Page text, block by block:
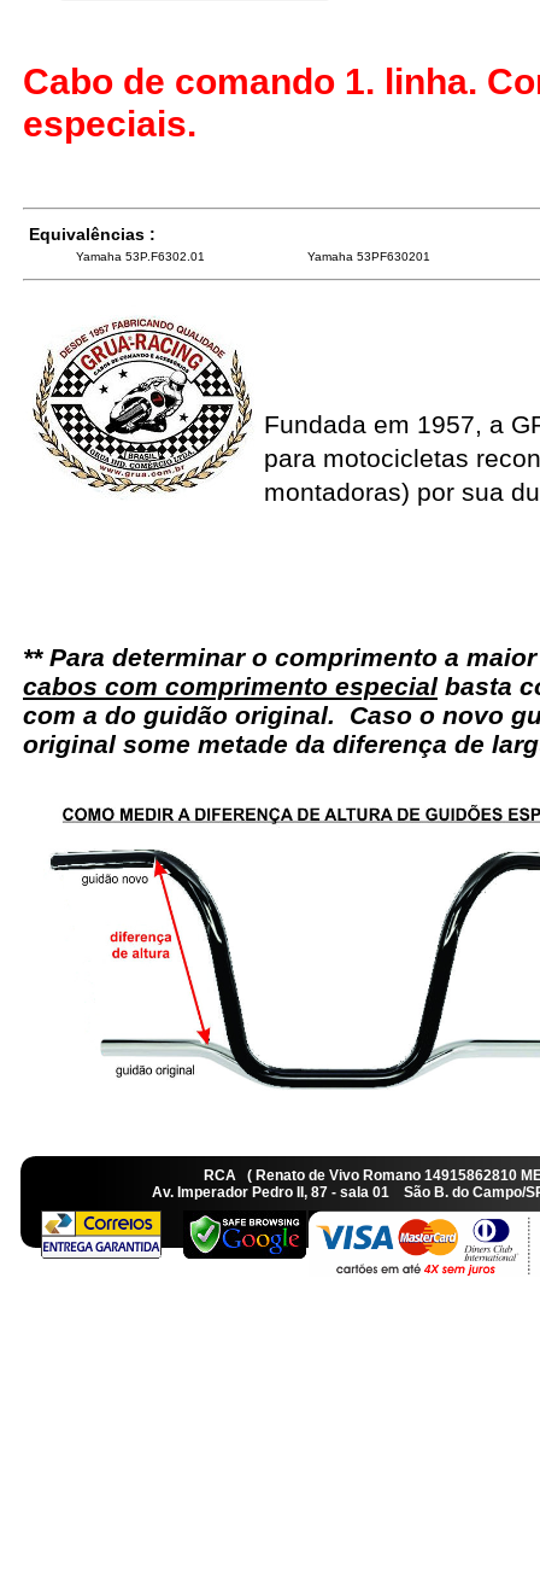
Cabo de comando 1. linha.
especiais.
Equivalências :
Yamaha 53P.F6302.01 Yamaha 53PF630201
Fundada em 1957, a
para motocicletas
montadoras) por sua
** Para determinar o comprimento a
cabos com comprimento especial basta
com a do guidão original. Caso o novo
original some metade da diferença de
RCA ( Renato de Vivo Romano
Av. Imperador Pedro II, 87 - sala 01 São B. do